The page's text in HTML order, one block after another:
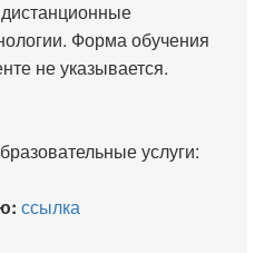
Форма обучения
не указывается.
услуги:
ссылка